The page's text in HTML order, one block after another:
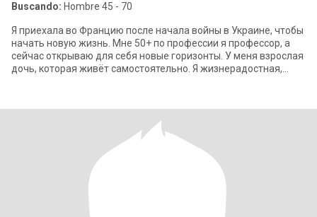
Buscando: Hombre 45 - 70
Я приехала во Францию после начала войны в Украине, чтобы
начать новую жизнь. Мне 50+ по профессии я профессор, а
сейчас открываю для себя новые горизонты. У меня взрослая
дочь, которая живёт самостоятельно. Я жизнерадостная,